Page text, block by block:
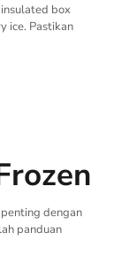
box
ice. Pastikan
dengan
panduan